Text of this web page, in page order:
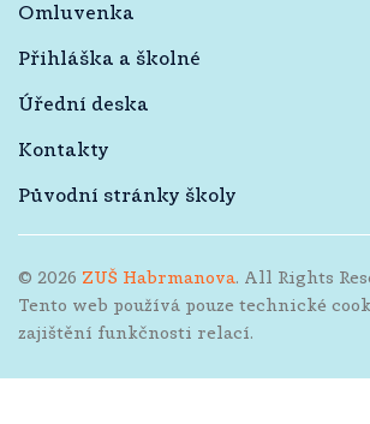
Omluvenka
Přihláška a školné
Úřední deska
Kontakty
Původní stránky školy
© 2026 ZUŠ Habrmanova. All Rights
Tento web používá pouze technické
zajištění funkčnosti relací.